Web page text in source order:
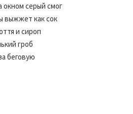
окном серый смог
выжжет как сок
и сироп
гроб
беговую